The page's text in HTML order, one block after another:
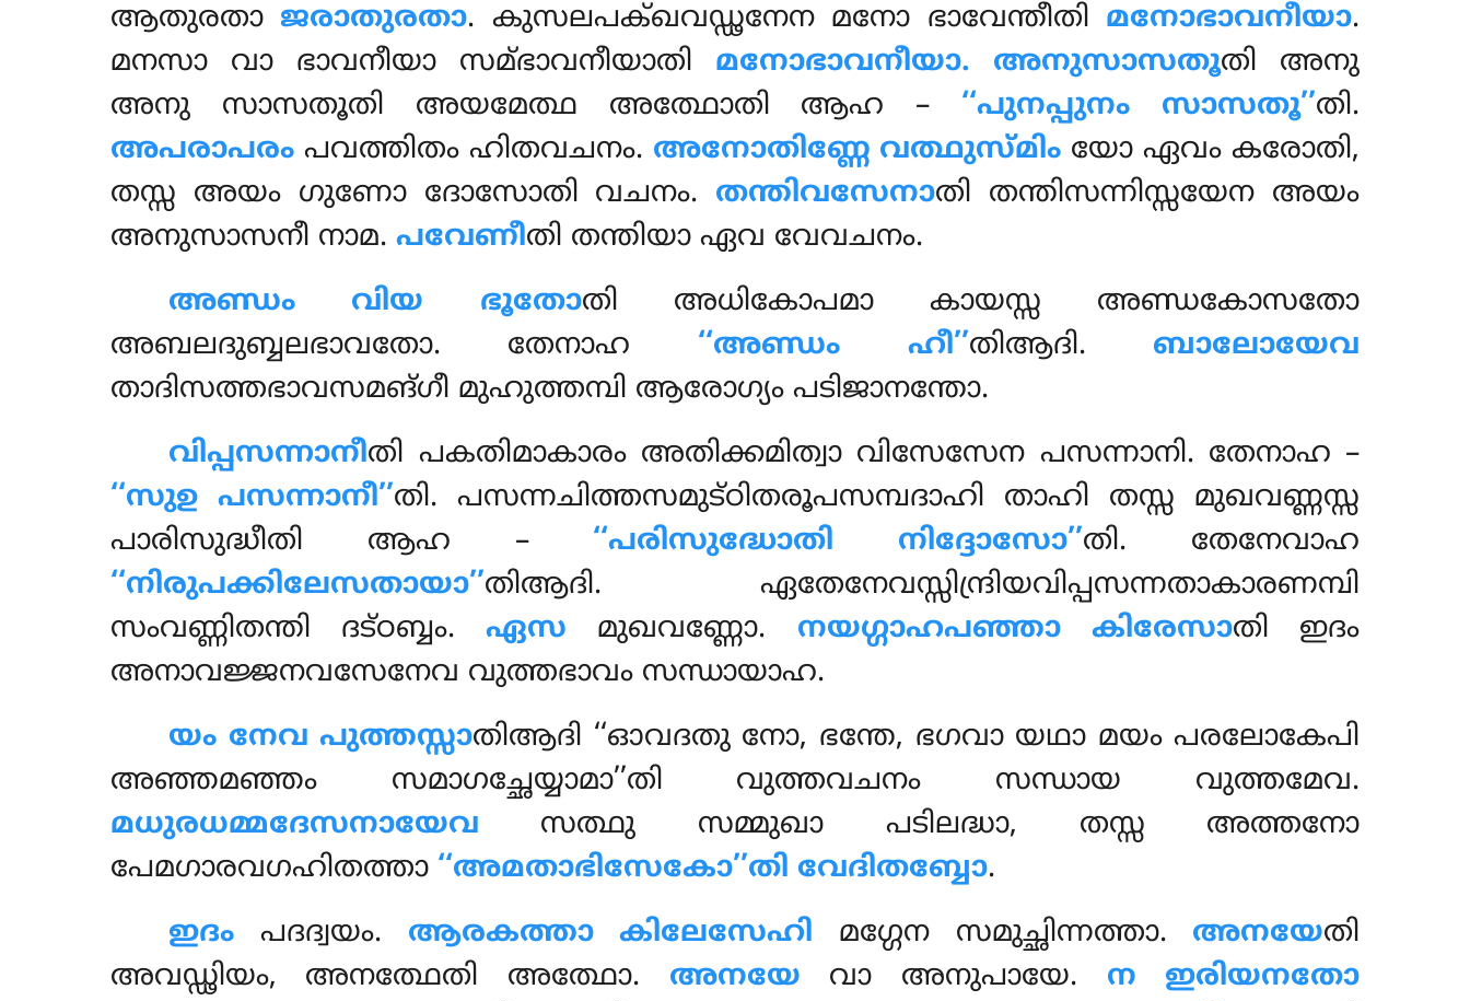
ആതുരതാ ജരാതുരതാ. കുസലപക്ഖവഡ്ഢനേന മനോ ഭാവേന്തീതി മനോഭാവനീയാ.
മനസാ വാ ഭാവനീയാ സമ്ഭാവനീയാതി മനോഭാവനീയാ. അനുസാസതൂതി അനു
അനു സാസതൂതി അയമേത്ഥ അത്ഥോതി ആഹ – ‘‘പുനപ്പുനം സാസതൂ’’തി.
അപരാപരംപവത്തിതം ഹിതവചനം. അനോതിണ്ണേ വത്ഥുസ്മിം യോ ഏവം കരോതി,
തസ്സ അയം ഗുണോ ദോസോതി വചനം. തന്തിവസേനാതി തന്തിസന്നിസ്സയേന അയം
അനുസാസനീ നാമ. പവേണീതി തന്തിയാ ഏവ വേവചനം.
അണ്ഡം വിയ ഭൂതോതി അധികോപമാ കായസ്സ അണ്ഡകോസതോ
അബലദുബ്ബലഭാവതോ. തേനാഹ ‘‘അണ്ഡം ഹീ’’തിആദി. ബാലോയേവ
താദിസത്തഭാവസമങ്ഗീ മുഹുത്തമ്പി ആരോഗ്യം പടിജാനന്തോ.
വിപ്പസന്നാനീതി പകതിമാകാരം അതിക്കമിത്വാ വിസേസേന പസന്നാനി. തേനാഹ –
‘‘സുഉ പസന്നാനീ’’തി. പസന്നചിത്തസമുട്ഠിതരൂപസമ്പദാഹി താഹി തസ്സ മുഖവണ്ണസ്സ
പാരിസുദ്ധീതി ആഹ – ‘‘പരിസുദ്ധോതി നിദ്ദോസോ’’തി. തേനേവാഹ
‘‘നിരുപക്കിലേസതായാ’’തിആദി. ഏതേനേവസ്സിന്ദ്രിയവിപ്പസന്നതാകാരണമ്പി
സംവണ്ണിതന്തി ദട്ഠബ്ബം.ഏസ മുഖവണ്ണോ. നയഗ്ഗാഹപഞ്ഞാ കിരേസാതി ഇദം
അനാവജ്ജനവസേനേവ വുത്തഭാവം സന്ധായാഹ.
യം നേവ പുത്തസ്സാതിആദി ‘‘ഓവദതു നോ, ഭന്തേ, ഭഗവാ യഥാ മയം പരലോകേപി
അഞ്ഞമഞ്ഞം സമാഗച്ഛേയ്യാമാ’’തി വുത്തവചനം സന്ധായ വുത്തമേവ.
മധുരധമ്മദേസനായേവ സത്ഥു സമ്മുഖാ പടിലദ്ധാ, തസ്സ അത്തനോ
പേമഗാരവഗഹിതത്താ ‘‘അമതാഭിസേകോ’’തി വേദിതബ്ബോ.
ഇദം പദദ്വയം. ആരകത്താ കിലേസേഹി മഗ്ഗേന സമുച്ഛിന്നത്താ. അനയേതി
അവഡ്ഢിയം, അനത്ഥേതി അത്ഥോ. അനയേ വാ അനുപായേ. ന ഇരിയനതോ